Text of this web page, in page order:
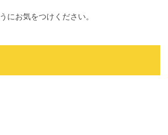
にお気をつけください。